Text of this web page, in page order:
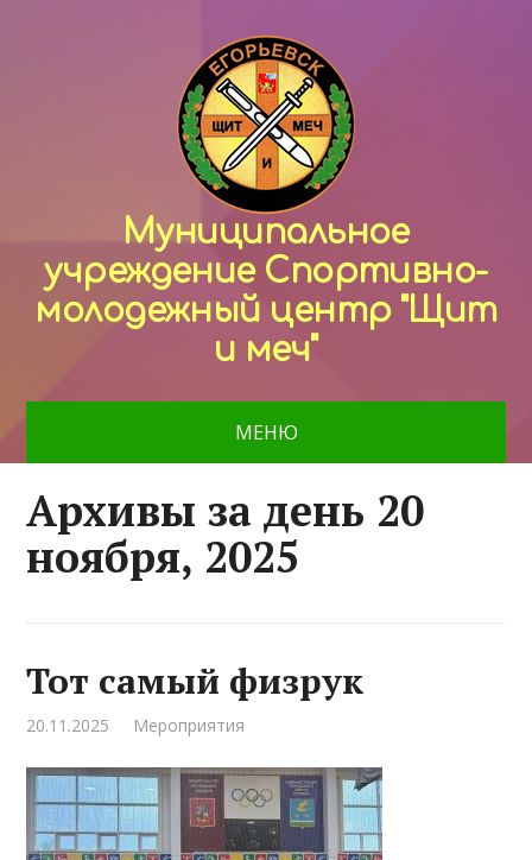
Муниципальное
учреждение Спортивно-
молодежный центр "Щит
и меч"
МЕНЮ
Архивы за день 20
ноября, 2025
Тот самый физрук
20.11.2025 Мероприятия